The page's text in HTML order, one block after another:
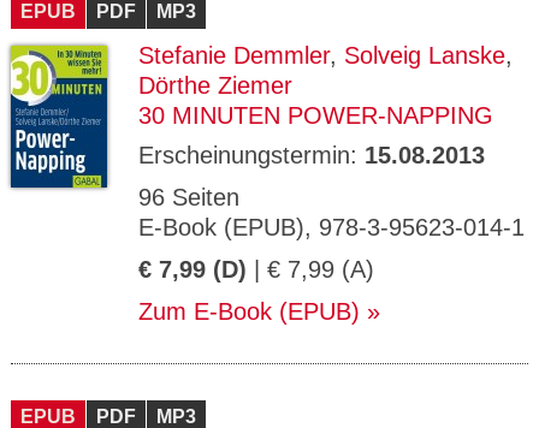
EPUB PDF MP3
Stefanie Demmler, Solveig Lanske,
Dörthe Ziemer
30 MINUTEN POWER-NAPPING
Erscheinungstermin: 15.08.2013
96 Seiten
E-Book (EPUB), 978-3-95623-014-1
€ 7,99 (D) | € 7,99 (A)
Zum E-Book (EPUB)
EPUB PDF MP3